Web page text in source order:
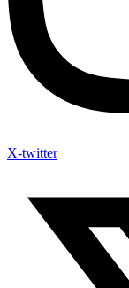
X-twitter